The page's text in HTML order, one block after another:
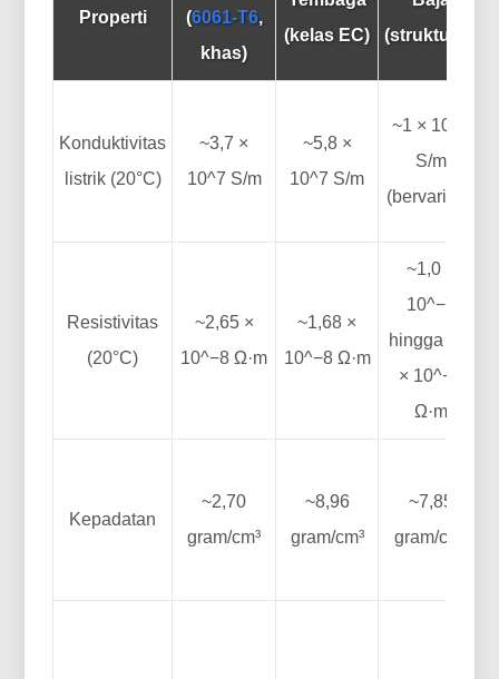
Properti
(6061-T6,
khas)
(kelas EC)
(struktural)
Konduktivitas
listrik (20°C)
~3,7 ×
10^7 S/m
~5,8 ×
10^7 S/m
~1 × 10^7
S/m
(bervariasi)
Resistivitas
(20°C)
~2,65 ×
10^−8 Ω·m
~1,68 ×
10^−8 Ω·m
~1,0 ×
10^−7
hingga 1.0
× 10^−6
Ω·m
Kepadatan
~2,70
gram/cm³
~8,96
gram/cm³
~7,85
gram/cm³